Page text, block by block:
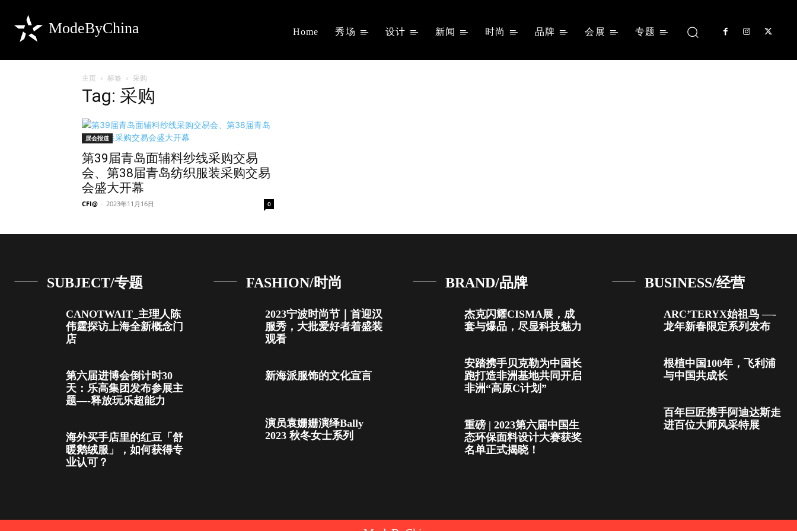
ModeByChina Home 秀场 设计 新闻 时尚 品牌 会展 专题
主页 标签 采购
Tag: 采购
展会报道
第39届青岛面辅料纱线采购交易
会、第38届青岛纺织服装采购交易
会盛大开幕
CFI@ - 2023年11月16日 0
SUBJECT/专题
CANOTWAIT_主理人陈
伟霆探访上海全新概念门
店
第六届进博会倒计时30
天：乐高集团发布参展主
题—-释放玩乐超能力
海外买手店里的红豆「舒
暖鹅绒服」，如何获得专
业认可？
FASHION/时尚
2023宁波时尚节｜首迎汉
服秀，大批爱好者着盛装
观看
新海派服饰的文化宣言
演员袁姗姗演绎Bally
2023 秋冬女士系列
BRAND/品牌
杰克闪耀CISMA展，成
套与爆品，尽显科技魅力
安踏携手贝克勒为中国长
跑打造非洲基地共同开启
非洲“高原C计划”
重磅 | 2023第六届中国生
态环保面料设计大赛获奖
名单正式揭晓！
BUSINESS/经营
ARC’TERYX始祖鸟 —-
龙年新春限定系列发布
根植中国100年，飞利浦
与中国共成长
百年巨匠携手阿迪达斯走
进百位大师风采特展